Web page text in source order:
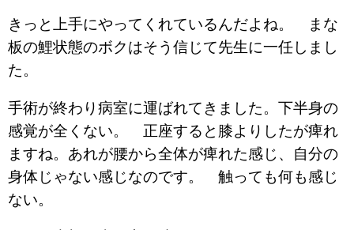
きっと上手にやってくれているんだよね。 まな
板の鯉状態のボクはそう信じて先生に一任しまし
た。
手術が終わり病室に運ばれてきました。下半身の
感覚が全くない。 正座すると膝よりしたが痺れ
ますね。あれが腰から全体が痺れた感じ、自分の
身体じゃない感じなのです。 触っても何も感じ
ない。